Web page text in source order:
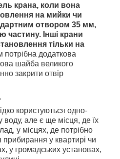
крана, коли вона
на мийки чи
отвором 35 мм,
Інші крани
тільки на
потрібна додаткова
шайба великого
закрити отвір
користуються одно-
але є ще місця, де їх
у місцях, де потрібно
у квартирі чи
у громадських установах,